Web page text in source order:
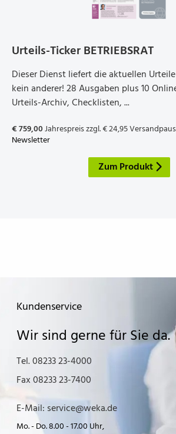
Urteils-Ticker BETRIEBS­RAT
Dieser Dienst liefert die aktuellen
kein anderer! 28 Ausgaben plus 10
Urteils-Archiv, Checklisten, ...
€ 759,00Jahrespreis zzgl. € 24,95
Newsletter
Zum Produkt
Kundenservice
Wir sind gerne für Sie da.
Tel. 08233 23-4000
Fax 08233 23-7400
E-Mail: service@weka.de
Mo. - Do. 8.00 - 17.00 Uhr,